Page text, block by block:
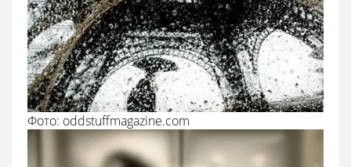
Фото: oddstuffmagazine.com